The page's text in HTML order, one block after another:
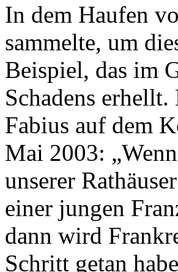
In dem Haufen
sammelte, um
Beispiel, das im
Schadens
Fabius auf dem
Mai 2003:
unserer
einer jungen
dann wird
Schritt getan